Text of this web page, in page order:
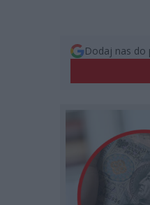
Dodaj nas do